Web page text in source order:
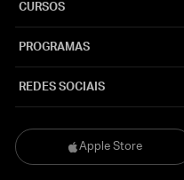
Apple Store
CURSOS
PROGRAMAS
REDES SOCIAIS